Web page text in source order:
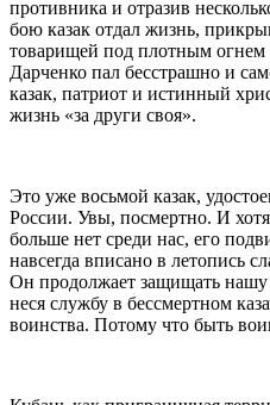
противника и отразив
бою казак отдал жизнь,
товарищей под плотным огнем
Дарченко пал бесстрашно и
казак, патриот и истинный
жизнь «за други своя».
Это уже восьмой казак,
России. Увы, посмертно. И
больше нет среди нас, его
навсегда вписано в летопись
Он продолжает защищать
неся службу в бессмертном
воинства. Потому что быть